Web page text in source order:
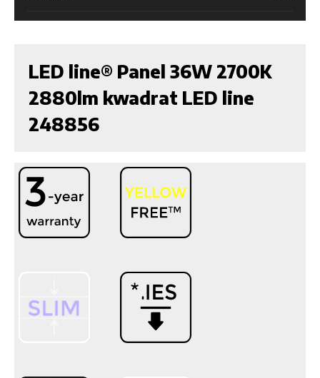
LED line® Panel 36W 2700K
2880lm kwadrat LED line
248856